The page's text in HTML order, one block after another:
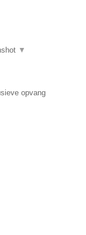
▼
opvang